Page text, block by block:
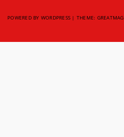
POWERED BY WORDPRESS | THEME: GREATMAG